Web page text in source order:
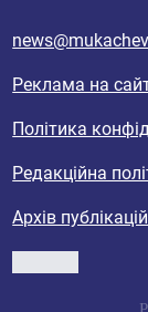
Реклама на
Політика
Редакційна
Архів публікацій